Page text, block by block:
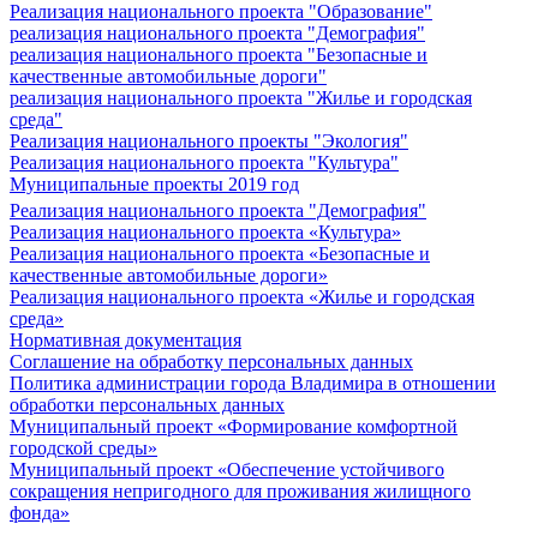
Реализация национального проекта "Образование"
реализация национального проекта "Демография"
реализация национального проекта "Безопасные и
качественные автомобильные дороги"
реализация национального проекта "Жилье и городская
среда"
Реализация национального проекты "Экология"
Реализация национального проекта "Культура"
Муниципальные проекты 2019 год
Реализация национального проекта "Демография"
Реализация национального проекта «Культура»
Реализация национального проекта «Безопасные и
качественные автомобильные дороги»
Реализация национального проекта «Жилье и городская
среда»
Нормативная документация
Соглашение на обработку персональных данных
Политика администрации города Владимира в отношении
обработки персональных данных
Муниципальный проект «Формирование комфортной
городской среды»
Муниципальный проект «Обеспечение устойчивого
сокращения непригодного для проживания жилищного
фонда»